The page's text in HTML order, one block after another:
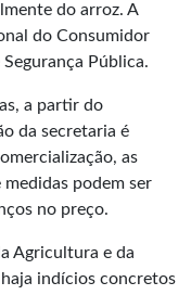
do arroz. A
do Consumidor
Pública.
a partir do
da secretaria é
as
podem ser
no preço.
Agricultura e da
indícios concretos